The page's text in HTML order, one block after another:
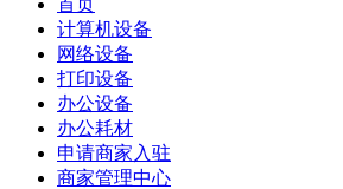
计算机设备
网络设备
打印设备
办公设备
办公耗材
申请商家入驻
商家管理中心